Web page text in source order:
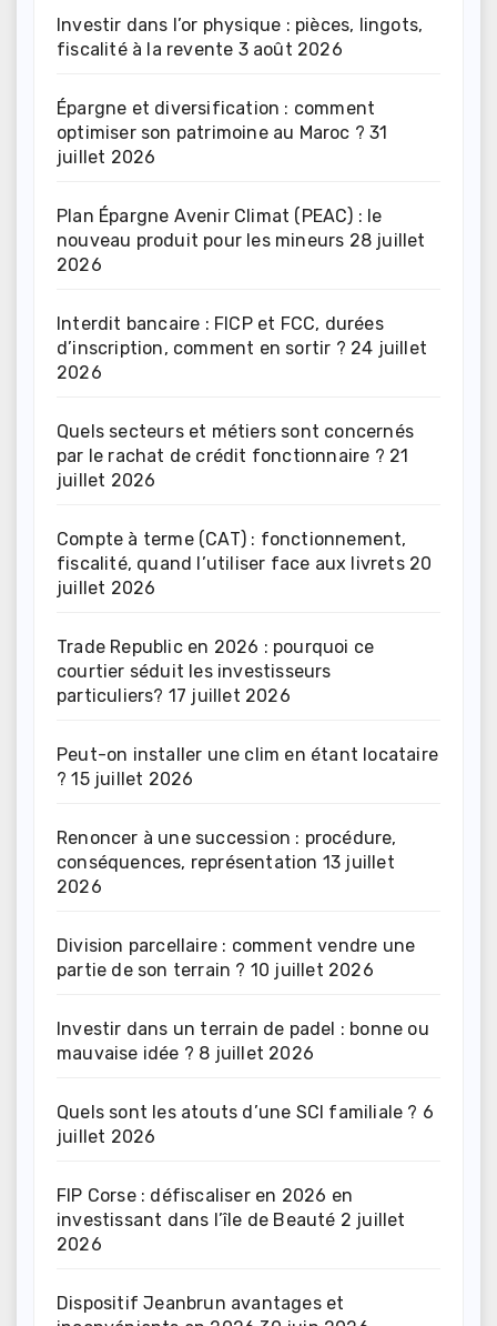
Investir dans l’or physique : pièces, lingots,
fiscalité à la revente 3 août 2026
Épargne et diversification : comment
optimiser son patrimoine au Maroc ? 31
juillet 2026
Plan Épargne Avenir Climat (PEAC) : le
nouveau produit pour les mineurs 28 juillet
2026
Interdit bancaire : FICP et FCC, durées
d’inscription, comment en sortir ? 24 juillet
2026
Quels secteurs et métiers sont concernés
par le rachat de crédit fonctionnaire ? 21
juillet 2026
Compte à terme (CAT) : fonctionnement,
fiscalité, quand l’utiliser face aux livrets 20
juillet 2026
Trade Republic en 2026 : pourquoi ce
courtier séduit les investisseurs
particuliers? 17 juillet 2026
Peut-on installer une clim en étant locataire
? 15 juillet 2026
Renoncer à une succession : procédure,
conséquences, représentation 13 juillet
2026
Division parcellaire : comment vendre une
partie de son terrain ? 10 juillet 2026
Investir dans un terrain de padel : bonne ou
mauvaise idée ? 8 juillet 2026
Quels sont les atouts d’une SCI familiale ? 6
juillet 2026
FIP Corse : défiscaliser en 2026 en
investissant dans l’île de Beauté 2 juillet
2026
Dispositif Jeanbrun avantages et